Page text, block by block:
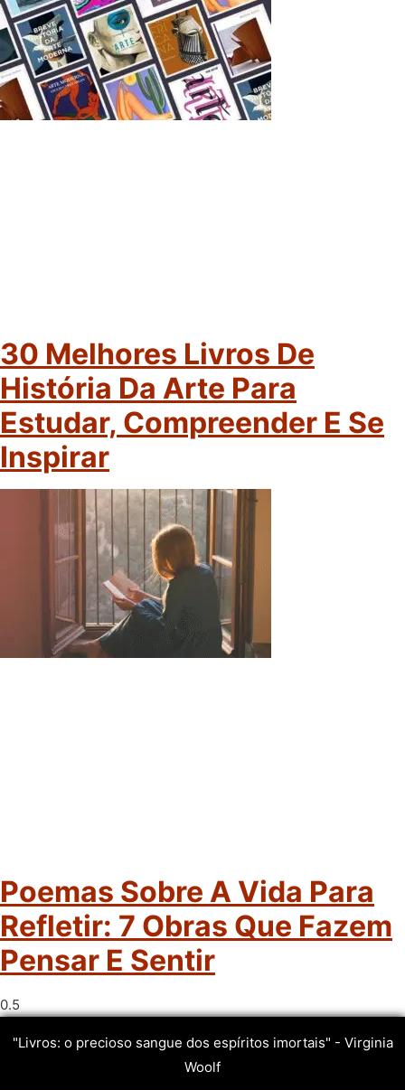
30 Melhores Livros De
História Da Arte Para
Estudar, Compreender E Se
Inspirar
Poemas Sobre A Vida Para
Refletir: 7 Obras Que Fazem
Pensar E Sentir
"Livros: o precioso sangue dos espíritos imortais" - Virginia
Woolf